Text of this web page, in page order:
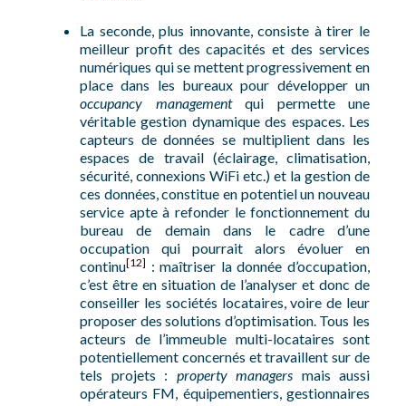
La seconde, plus innovante, consiste à tirer le
meilleur profit des capacités et des services
numériques qui se mettent progressivement en
place dans les bureaux pour développer un
occupancy managementqui permette une
véritable gestion dynamique des espaces. Les
capteurs de données se multiplient dans les
espaces de travail (éclairage, climatisation,
sécurité, connexions WiFi etc.) et la gestion de
ces données, constitue en potentiel un nouveau
service apte à refonder le fonctionnement du
bureau de demain dans le cadre d’une
occupation qui pourrait alors évoluer en
continu[12] : maîtriser la donnée d’occupation,
c’est être en situation de l’analyser et donc de
conseiller les sociétés locataires, voire de leur
proposer des solutions d’optimisation. Tous les
acteurs de l’immeuble multi-locataires sont
potentiellement concernés et travaillent sur de
tels projets : property managers mais aussi
opérateurs FM, équipementiers, gestionnaires